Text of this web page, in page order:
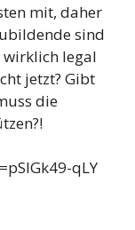
mit, daher
sind
wirklich legal
jetzt? Gibt
die
qLY